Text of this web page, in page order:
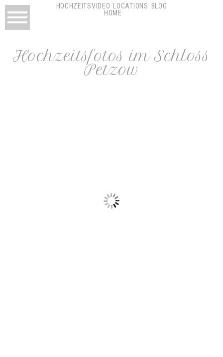
HOCHZEITSVIDEO LOCATIONS
BLOG
HOME
Hochzeitsfotos im Schloss
Petzow